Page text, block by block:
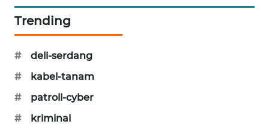
Trending
#
deli-serdang
#
kabel-tanam
#
patroli-cyber
#
kriminal
MKLI
LKKI
KOPEKLIN